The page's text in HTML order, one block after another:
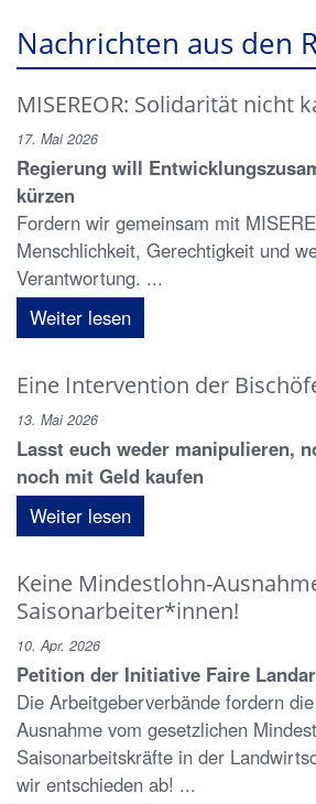
Nachrichten aus den
MISEREOR: Solidarität nicht
17. Mai 2026
Regierung will
kürzen
Fordern wir gemeinsam mit
Menschlichkeit, Gerechtigkeit und
Verantwortung. ...
Weiter lesen
Eine Intervention der
13. Mai 2026
Lasst euch weder manipulieren,
noch mit Geld kaufen
Weiter lesen
Keine Mindestlohn-
Saisonarbeiter*innen!
10. Apr. 2026
Petition der Initiative Faire
Die Arbeitgeberverbände fordern
Ausnahme vom gesetzlichen
Saisonarbeitskräfte in der
wir entschieden ab! ...